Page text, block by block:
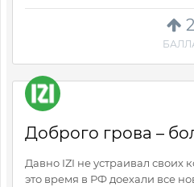
2
Доброго грова –
Давно IZI не устраивал своих
это время в РФ доехали все